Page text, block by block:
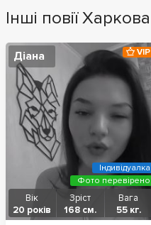
Інші повії Харкова
Діана
Вік
20 років
Зріст
168 см.
Вага
55 кг.
VIP
Фото перевірено
Індивідуалка